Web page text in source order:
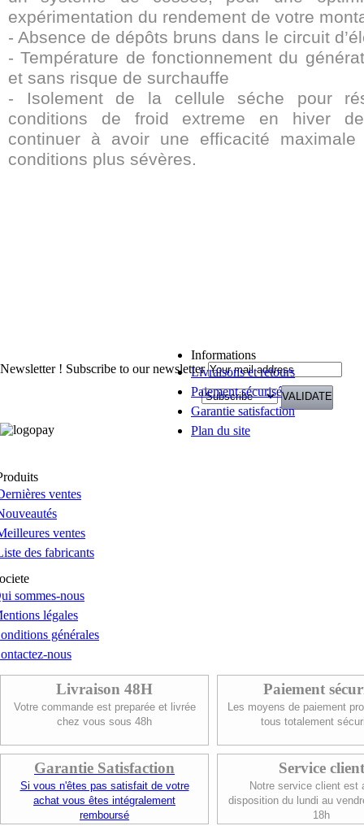
expérimentation du rendement de votre
- Absence de dépôts bruns dans le circuit
- Température de fonctionnement du
et sans risque de surchauffe
- Isolement de la cellule séche pour
conditions de froid extreme en hiver
continuer à avoir une efficacité
conditions plus sévères.
Newsletter ! Subscribe to our newsletter
Informations
Livraisons et retours
Paiement sécurisé
Garantie satisfaction
Plan du site
ventes
ventes
des fabricants
sommes-nous
légales
générales
nous
Livraison 48H
Votre commande est preparée et livrée
chez vous sous 48h
Paiement
Les moyens de paiement
tous totalement
Garantie Satisfaction
Si vous n'êtes pas satisfait de votre
achat vous êtes intégralement
remboursé
Service client
Notre service client est
disposition du lundi au
18h